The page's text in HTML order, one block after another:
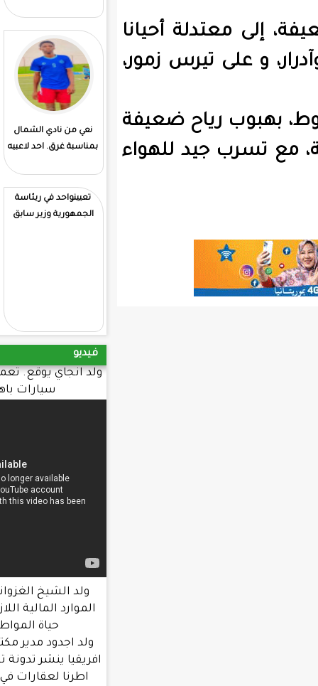
نعي من نادي الشمال
بمناسبة غرق. احد لاعبيه
4ولايات تشهد تهاطلات
مطرية
ولد انجاي يوقع. تعميما يحرم طلب شراء
سيارات باهظة. الثمن
ولد الشيخ الغزواني : الحكومة عبأت
الموارد المالية اللازمة لتحسين ظروف
حياة المواطنين في جول
ولد اجدود مدير مكتب العربية في غرب
افريقيا ينشر تدونة تشير الي تملك بعض
اطرنا لعقارات في دول مثل المغرب
أحيانا
زمور،
ضعيفة
للهواء